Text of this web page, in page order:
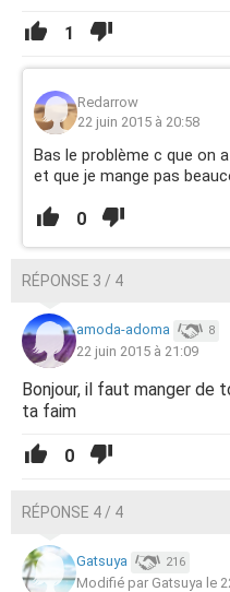
1
Redarrow
22 juin 2015 à 20:58
Bas le problème c que on
et que je mange pas
0
RÉPONSE 3 / 4
amoda-adoma 8
22 juin 2015 à 21:09
Bonjour, il faut manger de
ta faim
0
RÉPONSE 4 / 4
Gatsuya 216
Modifié par Gatsuya le